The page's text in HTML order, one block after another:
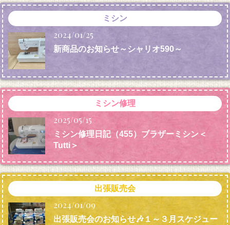
ミシン
2024/01/25
新商品のお知らせ～シャリオ590～
ミシン修理
2025/05/15
ミシン修理日記（455）ブラザーミシン＜
Tutti＞
出張販売会
2024/01/09
出張販売会のお知らせ🎶１～３月スケジュー